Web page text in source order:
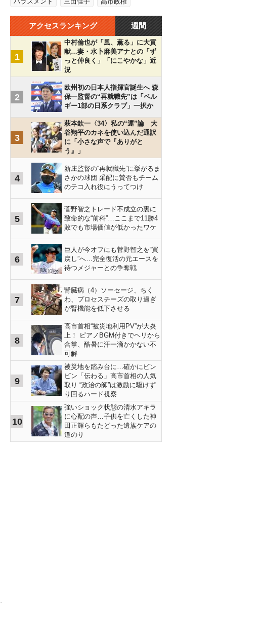
アクセスランキング 週間
1
中村倫也が「風、薫る」に大貢
献…妻・水卜麻美アナとの「ず
っと仲良く」「にこやかな」近
況
2
欧州初の日本人指揮官誕生へ 森
保一監督の“再就職先”は「ベル
ギー1部の日系クラブ」一択か
3
萩本欽一〈34〉私の“運”論 大
谷翔平のカネを使い込んだ通訳
に「小さな声で『ありがと
う』」
4
新庄監督の“再就職先”に挙がるま
さかの球団 采配に賛否もチーム
のテコ入れ役にうってつけ
5
菅野智之トレード不成立の裏に
致命的な“前科”…ここまで11勝4
敗でも市場価値が低かったワケ
6
巨人が今オフにも菅野智之を“買
戻し”へ…完全復活の元エースを
待つメジャーとの争奪戦
7
腎臓病（4）ソーセージ、ちく
わ、プロセスチーズの取り過ぎ
が腎機能を低下させる
8
高市首相“被災地利用PV”が大炎
上！ ピアノBGM付きでヘリから
合掌、酷暑に汗一滴かかない不
可解
9
被災地を踏み台に…確かにビン
ビン「伝わる」高市首相の人気
取り “政治の師”は激励に駆けず
り回るハード視察
10
強いショック状態の清水アキラ
に心配の声…子供を亡くした神
田正輝らもたどった遺族ケアの
道のり